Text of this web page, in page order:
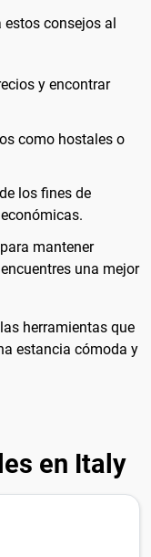
consejos al
y encontrar
como hostales o
los fines de
mantener
una mejor
herramientas que
estancia cómoda y
en Italy